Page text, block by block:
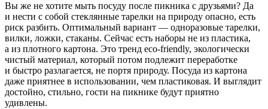
Вы же не хотите мыть посуду после пикника с друзьями? Да
и нести с собой стеклянные тарелки на природу опасно, есть
риск разбить. Оптимальный вариант — одноразовые тарелки,
вилки, ложки, стаканы. Сейчас есть наборы не из пластика,
а из плотного картона. Это тренд eco-friendly, экологически
чистый материал, который потом подлежит переработке
и быстро разлагается, не портя природу. Посуда из картона
даже приятнее в использовании, чем пластиковая. И выглядит
достойно, стильно, гости на пикнике будут приятно
удивлены.